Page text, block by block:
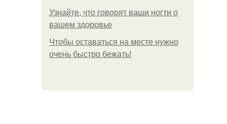
Узнайте, что говорят ваши ногти о
вашем здоровье
Чтобы оставаться на месте нужно
очень быстро бежать!